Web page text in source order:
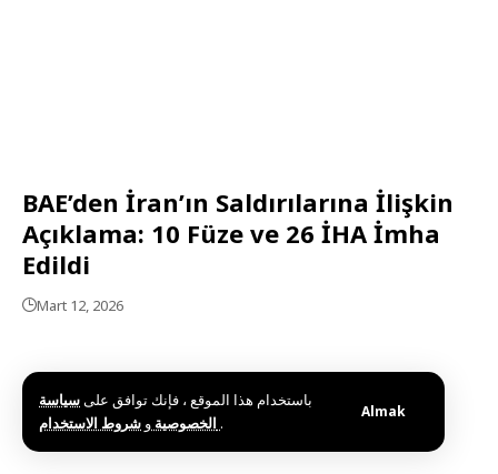
باستخدام هذا الموقع ، فإنك توافق علىسياسة
الخصوصية و .
Almak
BAE’den İran’ın Saldırılarına İlişkin
Açıklama: 10 Füze ve 26 İHA İmha
Edildi
Mart 12, 2026